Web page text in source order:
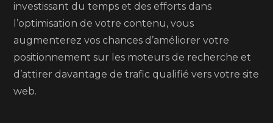
investissant du temps et des efforts dans
l’optimisation de votre contenu, vous
augmenterez vos chances d’améliorer votre
positionnement sur les moteurs de recherche et
d’attirer davantage de trafic qualifié vers votre site
web.